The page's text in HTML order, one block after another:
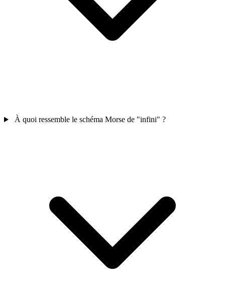
À quoi ressemble le schéma Morse de "infini" ?